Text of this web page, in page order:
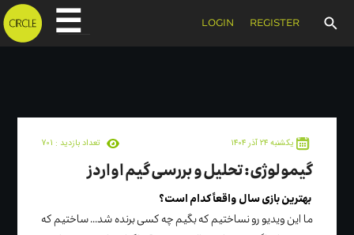
☰ REGISTER
LOGIN
۱۴۰۴ يکشنبه ۲۴ آذر تعداد بازدید : 701
گیمولوژی: تحلیل و بررسی گیم اواردز
بهترین بازی سال واقعاً کدام است؟
ما این ویدیو رو نساختیم که بگیم چه کسی برنده شد... ساختیم که